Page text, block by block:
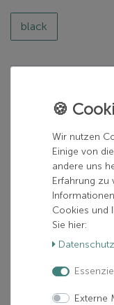
black
inkl. 19% MwSt.
Verfügbarkeit: Nur
Lieferzeit:
Artikelnummer:
Hersteller:TOKO
Wir nutzen
Einige von
andere uns
Erfahrung zu
Cookies und
Sie hier:
Externe